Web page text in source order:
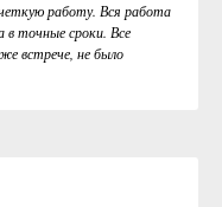
работу. Вся работа
в точные сроки. Все
встрече, не было